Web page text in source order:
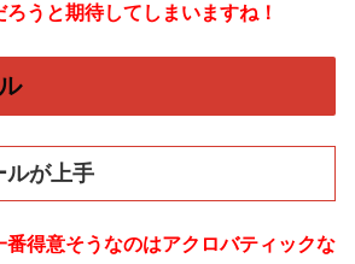
うと期待してしまいますね！
ルが上手
番得意そうなのはアクロバティックな